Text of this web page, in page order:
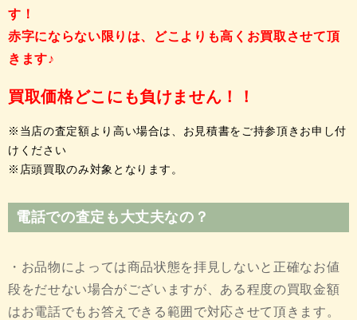
す！
赤字にならない限りは、どこよりも高くお買取させて頂
きます♪
買取価格どこにも負けません！！
※当店の査定額より高い場合は、お見積書をご持参頂きお申し付
けください
※店頭買取のみ対象となります。
電話での査定も大丈夫なの？
・お品物によっては商品状態を拝見しないと正確なお値
段をだせない場合がございますが、ある程度の買取金額
はお電話でもお答えできる範囲で対応させて頂きます。